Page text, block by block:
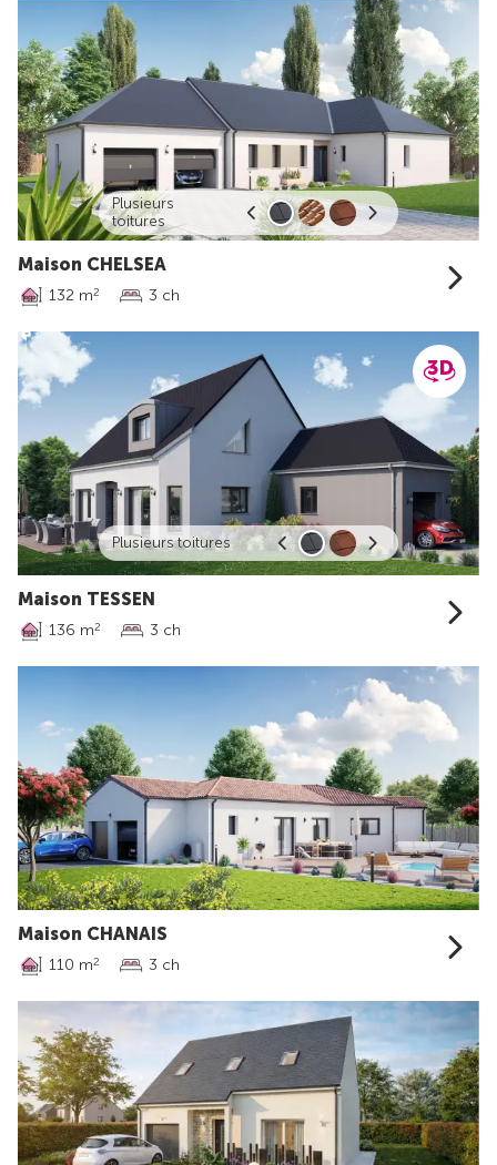
Maison CHELSEA
132 m2 3 ch
Plusieurs
toitures
Maison TESSEN
136 m2 3 ch
Plusieurs toitures
Maison CHANAIS
110 m2 3 ch